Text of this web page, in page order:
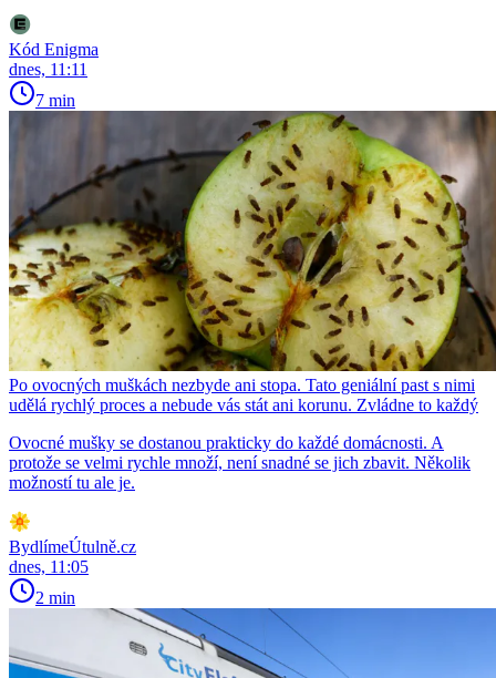
Kód Enigma
dnes, 11:11
7 min
Po ovocných muškách nezbyde ani stopa. Tato geniální past s nimi
udělá rychlý proces a nebude vás stát ani korunu. Zvládne to každý
Ovocné mušky se dostanou prakticky do každé domácnosti. A
protože se velmi rychle množí, není snadné se jich zbavit. Několik
možností tu ale je.
BydlímeÚtulně.cz
dnes, 11:05
2 min